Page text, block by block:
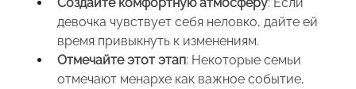
девочка чувствует себя неловко, дайте ей
время привыкнуть к изменениям.
Отмечайте этот этап: Некоторые семьи
отмечают менархе как важное событие,